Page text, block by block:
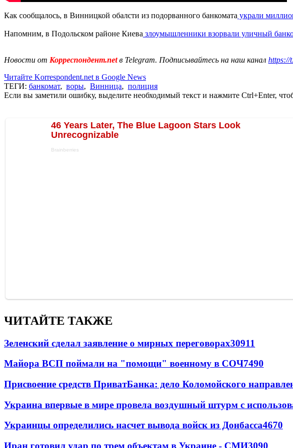
Как сообщалось, в Винницкой обалсти из подорванного банкомата украли
Напомним, в Подольском районе Киева злоумышленники взорвали уличный
Новости от Корреспондент.netв Telegram. Подписывайтесь на наш канал https://
Читайте Korrespondent.net в Google News
ТЕГИ: банкомат, воры, Винница, полиция
Если вы заметили ошибку, выделите необходимый текст и нажмите Ctrl+Enter,
ЧИТАЙТЕ ТАКЖЕ
Зеленский сделал заявление о мирных переговорах30911
Майора ВСП поймали на "помощи" военному в СОЧ7490
Присвоение средств ПриватБанка: дело Коломойского
Украина впервые в мире провела воздушный штурм с
Украинцы определились насчет вывода войск из Донбасса4670
Иран готовил удар по трем объектам в Украине - СМИ3090